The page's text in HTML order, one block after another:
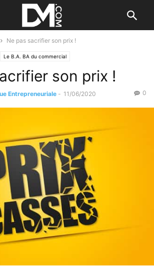
Ne pas sacrifier son prix !
Le B.A. BA du commercial
son prix !
Entrepreneuriale - 11/06/2020 0